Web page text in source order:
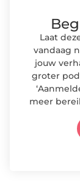
Laat
vandaag
jouw
groter
meer